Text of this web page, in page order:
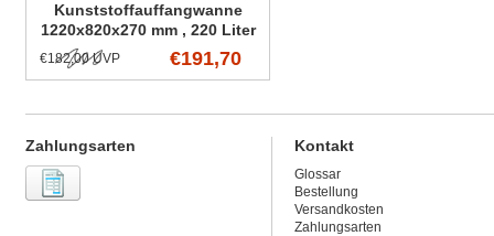
Kunststoffauffangwanne
1220x820x270 mm , 220 Liter
€191,70
€182,00 UVP
Zahlungsarten Kontakt
Glossar
Bestellung
Versandkosten
Zahlungsarten